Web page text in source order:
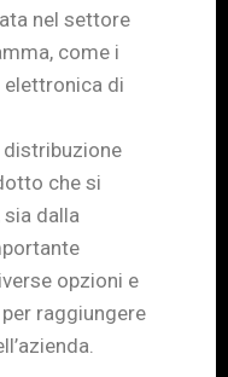
nel settore
come i
di
che si
dalla
opzioni e
raggiungere